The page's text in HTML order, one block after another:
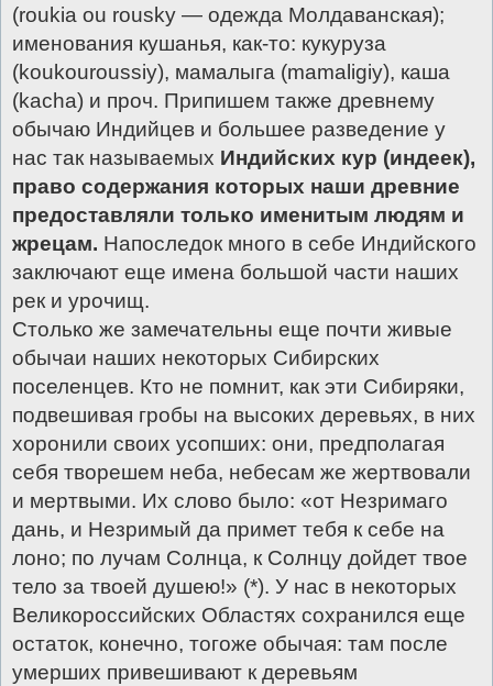
(rоukiа оu rоuskу — одежда Молдаванская);
именования кушанья, как-то: кукуруза
(kоukоurоussiу), мамалыга (mаmаligiу), каша
(kасhа) и проч. Припишем также древнему
обычаю Индийцев и большее разведение у
нас так называемых Индийских кур (индеек),
право содержания которых наши древние
предоставляли только именитым людям и
жрецам. Напоследок много в себе Индийского
заключают еще имена большой части наших
рек и урочищ.
Столько же замечательны еще почти живые
обычаи наших некоторых Сибирских
поселенцев. Кто не помнит, как эти Сибиряки,
подвешивая гробы на высоких деревьях, в них
хоронили своих усопших: они, предполагая
себя творешем неба, небесам же жертвовали
и мертвыми. Их слово было: «от Незримаго
дань, и Незримый да примет тебя к себе на
лоно; по лучам Солнца, к Солнцу дойдет твое
тело за твоей душею!» (*). У нас в некоторых
Великороссийских Областях сохранился еще
остаток, конечно, тогоже обычая: там после
умерших привешивают к деревьям